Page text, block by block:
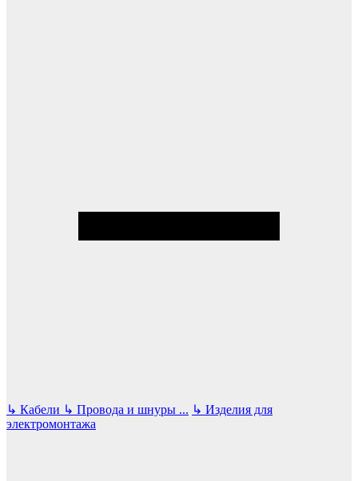
↳ Кабели ↳ Провода и шнуры ... ↳ Изделия для
электромонтажа